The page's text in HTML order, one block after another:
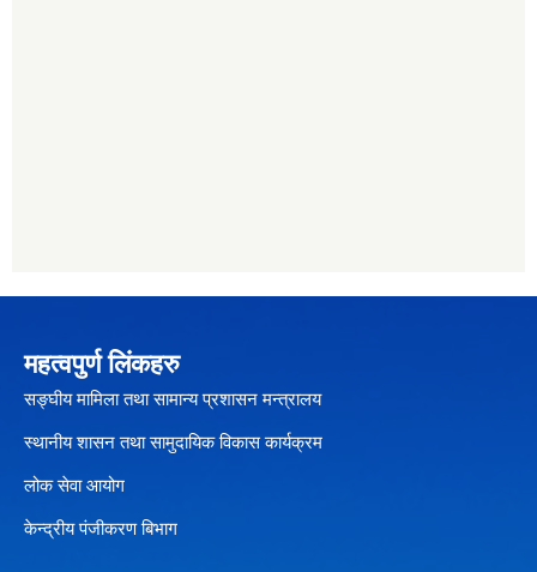
महत्वपुर्ण लिंकहरु
सङ्घीय मामिला तथा सामान्य प्रशासन मन्त्रालय
स्थानीय शासन तथा सामुदायिक विकास कार्यक्रम
लोक सेवा आयोग
केन्द्रीय पंजीकरण बिभाग